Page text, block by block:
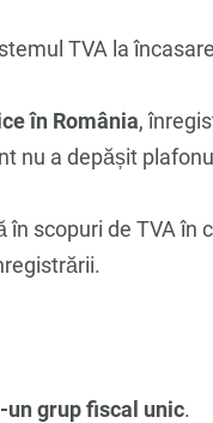
TVA la
în România,
nu a depășit
în scopuri de TVA în
grup fiscal unic.